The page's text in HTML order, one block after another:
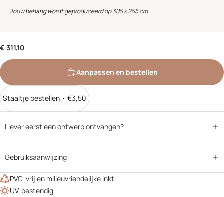
Jouw behang wordt geproduceerd op 305 x 255 cm
€ 311,10
Aanpassen en bestellen
Staaltje bestellen • €3,50
Liever eerst een ontwerp ontvangen?
Gebruiksaanwijzing
PVC-vrij en milieuvriendelijke inkt
UV-bestendig